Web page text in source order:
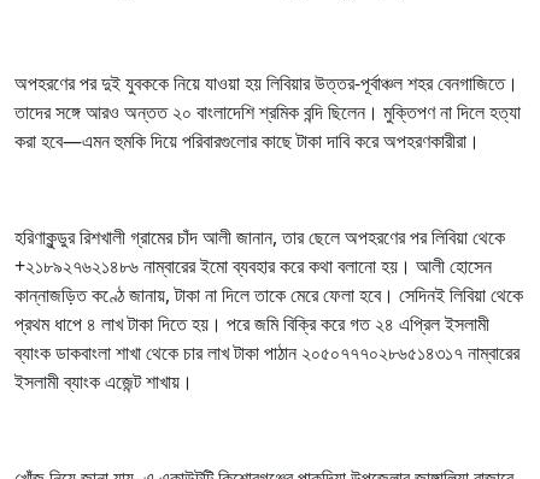
অপহরণের পর দুই যুবককে নিয়ে যাওয়া হয় লিবিয়ার উত্তর-পূর্বাঞ্চল শহর বেনগাজিতে।
তাদের সঙ্গে আরও অন্তত ২০ বাংলাদেশি শ্রমিক বন্দি ছিলেন। মুক্তিপণ না দিলে হত্যা
করা হবে—এমন হুমকি দিয়ে পরিবারগুলোর কাছে টাকা দাবি করে অপহরণকারীরা।
হরিণাকুন্ডুর রিশখালী গ্রামের চাঁদ আলী জানান, তার ছেলে অপহরণের পর লিবিয়া থেকে
+২১৮৯২৭৬২১৪৮৬ নাম্বারের ইমো ব্যবহার করে কথা বলানো হয়। আলী হোসেন
কান্নাজড়িত কণ্ঠে জানায়, টাকা না দিলে তাকে মেরে ফেলা হবে। সেদিনই লিবিয়া থেকে
প্রথম ধাপে ৪ লাখ টাকা দিতে হয়। পরে জমি বিক্রি করে গত ২৪ এপ্রিল ইসলামী
ব্যাংক ডাকবাংলা শাখা থেকে চার লাখ টাকা পাঠান ২০৫০৭৭৭০২৮৬৫১৪৩১৭ নাম্বারের
ইসলামী ব্যাংক এজেন্ট শাখায়।